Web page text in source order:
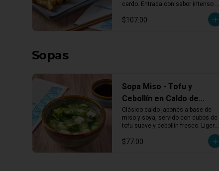
cerdo. Entrada con sabor intenso y
cualquier plato.
$107.00
Sopas
Sopa Miso - Tofu y
Cebollín en Caldo de
Miso y Soya
Clásico caldo japonés a base de
miso y soya, servido con cubos de
tofu suave y cebollín fresco. Ligera,
reconfortante y perfecta para abrir
el apetito.
$77.00